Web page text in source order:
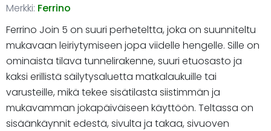
Merkki: Ferrino
Ferrino Join 5 on suuri perheteltta, joka on suunniteltu
mukavaan leiriytymiseen jopa viidelle hengelle. Sille on
ominaista tilava tunnelirakenne, suuri etuosasto ja
kaksi erillistä säilytysaluetta matkalaukuille tai
varusteille, mikä tekee sisätilasta siistimmän ja
mukavamman jokapäiväiseen käyttöön. Teltassa on
sisäänkäynnit edestä, sivulta ja takaa, sivuoven